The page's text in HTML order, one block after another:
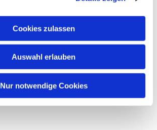
Cookies zulassen
Auswahl erlauben
Nur notwendige Cookies